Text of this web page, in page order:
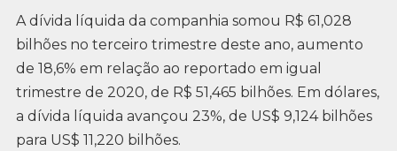
A dívida líquida da companhia somou R$ 61,028
bilhões no terceiro trimestre deste ano, aumento
de 18,6% em relação ao reportado em igual
trimestre de 2020, de R$ 51,465 bilhões. Em dólares,
a dívida líquida avançou 23%, de US$ 9,124 bilhões
para US$ 11,220 bilhões.